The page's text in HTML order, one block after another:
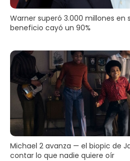
Warner superó 3.000 millones
beneficio cayó un 90%
Michael 2 avanza — el biopic de
contar lo que nadie quiere oír